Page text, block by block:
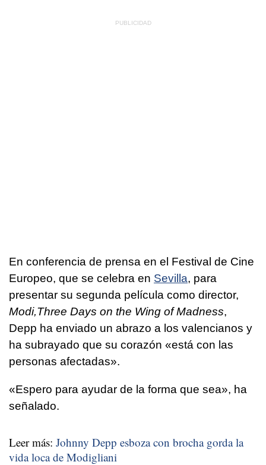
En conferencia de prensa en el Festival de Cine
Europeo, que se celebra en Sevilla, para
presentar su segunda película como director,
Modi,Three Days on the Wing of Madness,
Depp ha enviado un abrazo a los valencianos y
ha subrayado que su corazón «está con las
personas afectadas».
«Espero para ayudar de la forma que sea», ha
señalado.
Leer más: Johnny Depp esboza con brocha gorda la
vida loca de Modigliani